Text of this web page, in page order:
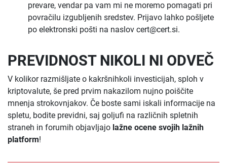
prevare, vendar pa vam mi ne moremo pomagati pri
povračilu izgubljenih sredstev. Prijavo lahko pošljete
po elektronski pošti na naslov cert@cert.si.
PREVIDNOST NIKOLI NI ODVEČ
V kolikor razmišljate o kakršnihkoli investicijah, sploh v
kriptovalute, še pred prvim nakazilom nujno poiščite
mnenja strokovnjakov. Če boste sami iskali informacije na
spletu, bodite previdni, saj goljufi na različnih spletnih
straneh in forumih objavljajo lažne ocene svojih lažnih
platform!